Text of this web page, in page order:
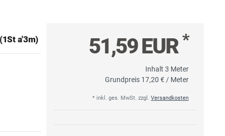
51,59 EUR*
Inhalt 3 Meter
Grundpreis 17,20 € / Meter
* inkl. ges. MwSt. zzgl. Versandkosten
a'3m)